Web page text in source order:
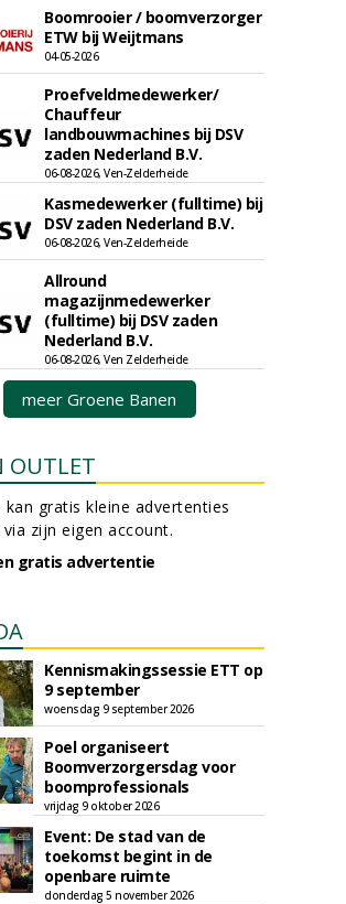
Boomrooier / boomverzorger
ETW bij Weijtmans
04-05-2026
Proefveldmedewerker/
Chauffeur
landbouwmachines bij DSV
zaden Nederland B.V.
06-08-2026, Ven-Zelderheide
Kasmedewerker (fulltime) bij
DSV zaden Nederland B.V.
06-08-2026, Ven-Zelderheide
Allround
magazijnmedewerker
(fulltime) bij DSV zaden
Nederland B.V.
06-08-2026, Ven Zelderheide
meer Groene Banen
OUTLET
kan gratis kleine advertenties
zijn eigen account.
gratis advertentie
Kennismakingssessie ETT op
9 september
woensdag 9 september 2026
Poel organiseert
Boomverzorgersdag voor
boomprofessionals
vrijdag 9 oktober 2026
Event: De stad van de
toekomst begint in de
openbare ruimte
donderdag 5 november 2026